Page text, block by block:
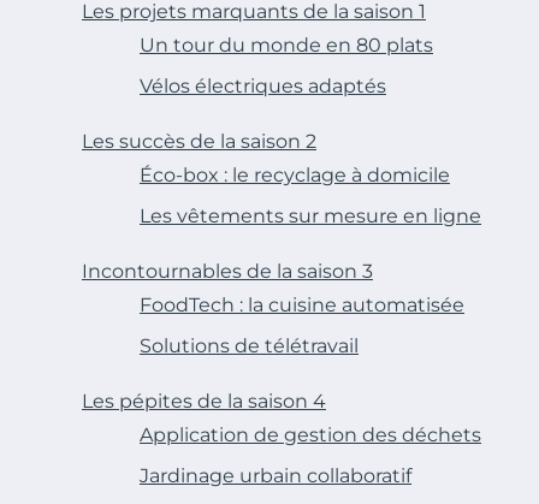
Les projets marquants de la saison 1
Un tour du monde en 80 plats
Vélos électriques adaptés
Les succès de la saison 2
Éco-box : le recyclage à domicile
Les vêtements sur mesure en ligne
Incontournables de la saison 3
FoodTech : la cuisine automatisée
Solutions de télétravail
Les pépites de la saison 4
Application de gestion des déchets
Jardinage urbain collaboratif